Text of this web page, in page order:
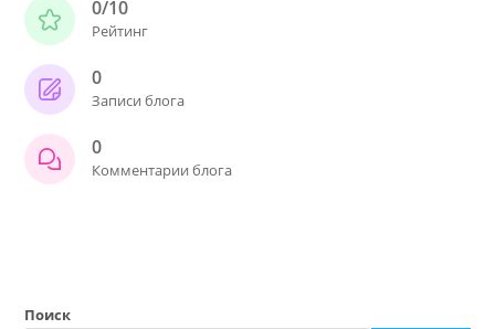
0/10
Рейтинг
0
Записи блога
0
Комментарии блога
Поиск